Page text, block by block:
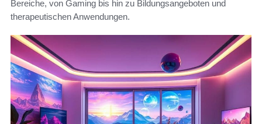
Bereiche, von Gaming bis hin zu Bildungsangeboten und
therapeutischen Anwendungen.